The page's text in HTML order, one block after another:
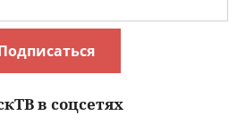
в соцсетях